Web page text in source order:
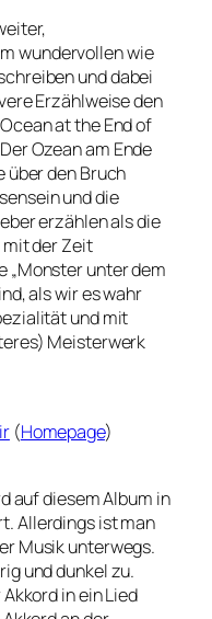
wundervollen wie
und dabei
Erzählweise den
at the End of
Ozean am Ende
über den Bruch
und die
erzählen als die
der Zeit
„Monster unter dem
als wir es wahr
und mit
Meisterwerk
(Homepage)
auf diesem Album in
Allerdings ist man
Musik unterwegs.
und dunkel zu.
in ein Lied